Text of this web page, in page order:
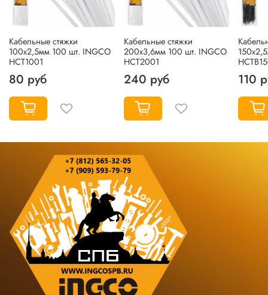
Кабельные стяжки
100х2,5мм 100 шт. INGCO
HCT1001
80 руб
Кабельные стяжки
200х3,6мм 100 шт. INGCO
HCT2001
240 руб 110